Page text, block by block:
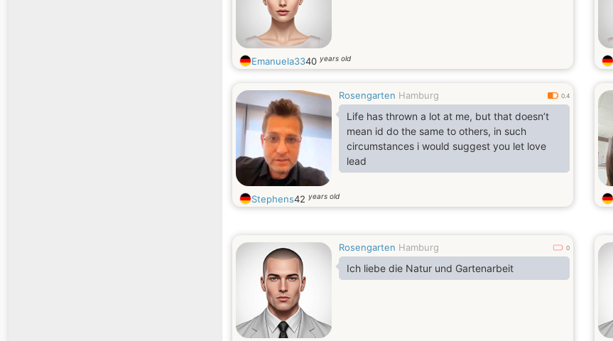
Emanuela3340 years old
Rosengarten Hamburg 0.4
Life has thrown a lot at me, but that doesn’t
mean id do the same to others, in such
circumstances i would suggest you let love
lead
Stephens42 years old
Rosengarten Hamburg 0
Ich liebe die Natur und Gartenarbeit